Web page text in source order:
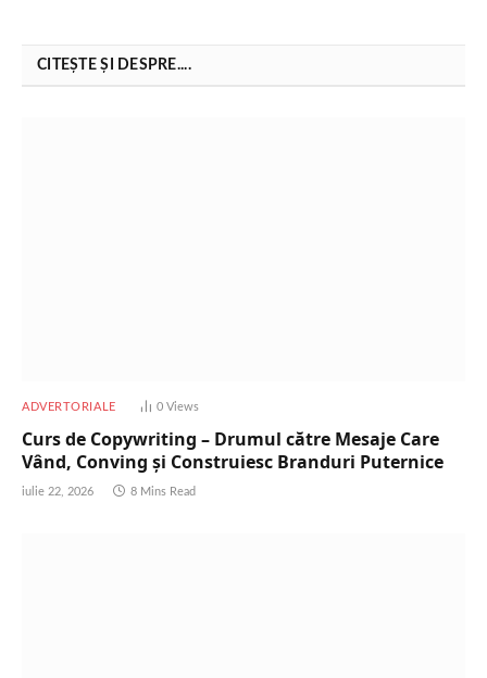
CITEȘTE ȘI DESPRE....
ADVERTORIALE 0 Views
Curs de Copywriting – Drumul către Mesaje Care
Vând, Conving și Construiesc Branduri Puternice
iulie 22, 2026 8 Mins Read